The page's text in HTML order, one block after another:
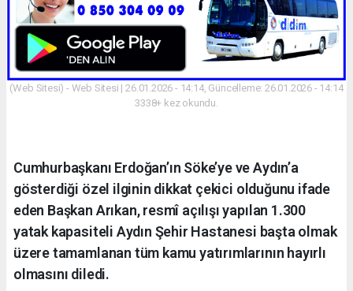
(Web Sitesi) - Web Sitesi | 26.01.2026 - 14:14, Güncelleme: 26.01.2026 - 14:14
3338+ kez okundu.
Cumhurbaşkanı Erdoğan’ın Söke’ye ve Aydın’a
gösterdiği özel ilginin dikkat çekici olduğunu ifade
eden Başkan Arıkan, resmî açılışı yapılan 1.300
yatak kapasiteli Aydın Şehir Hastanesi başta olmak
üzere tamamlanan tüm kamu yatırımlarının hayırlı
olmasını diledi.